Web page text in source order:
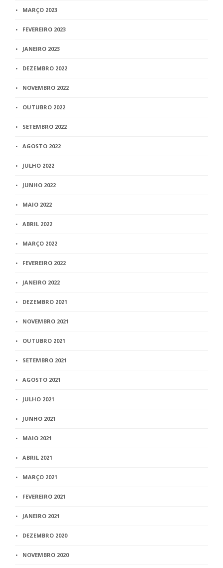
MARÇO 2023
FEVEREIRO 2023
JANEIRO 2023
DEZEMBRO 2022
NOVEMBRO 2022
OUTUBRO 2022
SETEMBRO 2022
AGOSTO 2022
JULHO 2022
JUNHO 2022
MAIO 2022
ABRIL 2022
MARÇO 2022
FEVEREIRO 2022
JANEIRO 2022
DEZEMBRO 2021
NOVEMBRO 2021
OUTUBRO 2021
SETEMBRO 2021
AGOSTO 2021
JULHO 2021
JUNHO 2021
MAIO 2021
ABRIL 2021
MARÇO 2021
FEVEREIRO 2021
JANEIRO 2021
DEZEMBRO 2020
NOVEMBRO 2020